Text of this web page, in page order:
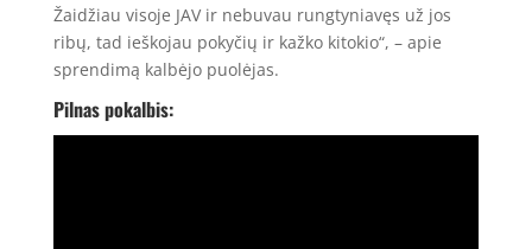
Žaidžiau visoje JAV ir nebuvau rungtyniavęs už jos
ribų, tad ieškojau pokyčių ir kažko kitokio“, – apie
sprendimą kalbėjo puolėjas.
Pilnas pokalbis: